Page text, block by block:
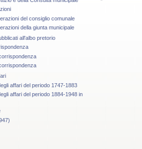
del consiglio comunale
della giunta municipale
all'albo pretorio
affari del periodo 1747-1883
affari del periodo 1884-1948 in